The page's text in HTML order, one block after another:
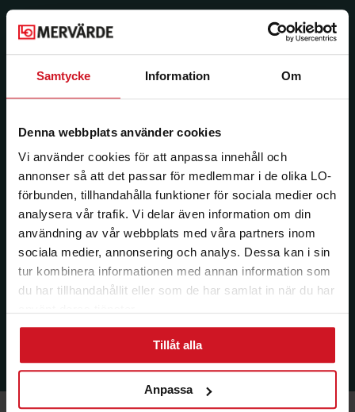
Samtycke Information Om
Denna webbplats använder cookies
Vi använder cookies för att anpassa innehåll och
annonser så att det passar för medlemmar i de olika LO-
förbunden, tillhandahålla funktioner för sociala medier och
analysera vår trafik. Vi delar även information om din
användning av vår webbplats med våra partners inom
sociala medier, annonsering och analys. Dessa kan i sin
tur kombinera informationen med annan information som
du har tillhandahållit eller som de har samlat in när du har
Tillåt alla
Anpassa